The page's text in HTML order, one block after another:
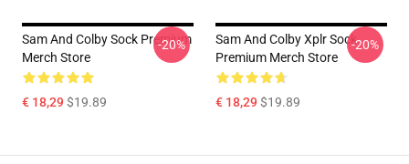
Sam And Colby Sock Premium
Merch Store
€ 18,29$19.89
-20%
Sam And Colby Xplr Sock
Premium Merch Store
€ 18,29$19.89
-20%